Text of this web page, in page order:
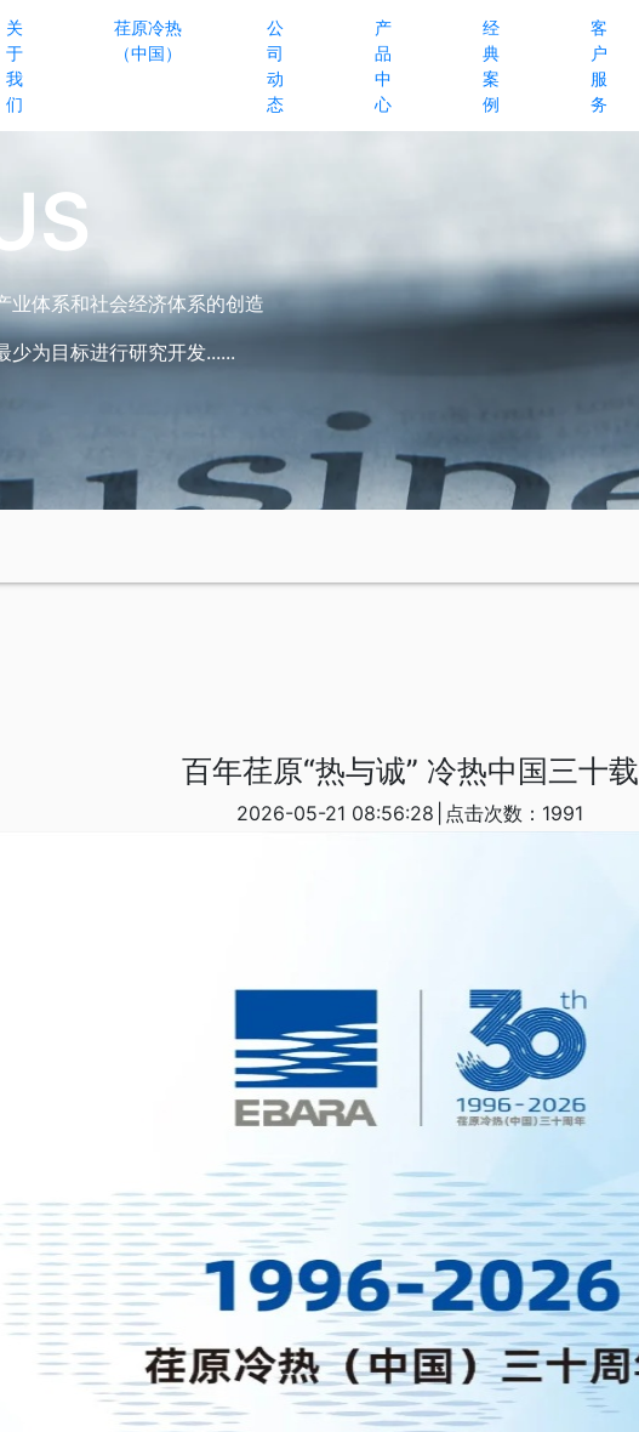
关
于
我
们
荏原冷热
（中国）
公
司
动
态
产
品
中
心
经
典
案
例
客
户
服
务
业体系和社会经济体系的创造
少为目标进行研究开发......
百年荏原“热与诚” 冷热中国三十载
2026-05-21 08:56:28 点击次数：1991